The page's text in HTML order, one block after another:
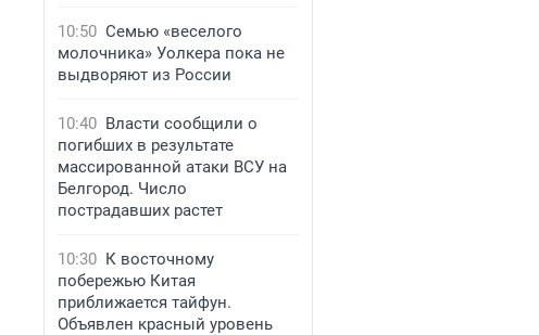
10:50 Семью «веселого
молочника» Уолкера пока не
выдворяют из России
10:40 Власти сообщили о
погибших в результате
массированной атаки ВСУ на
Белгород. Число
пострадавших растет
10:30 К восточному
побережью Китая
приближается тайфун.
Объявлен красный уровень